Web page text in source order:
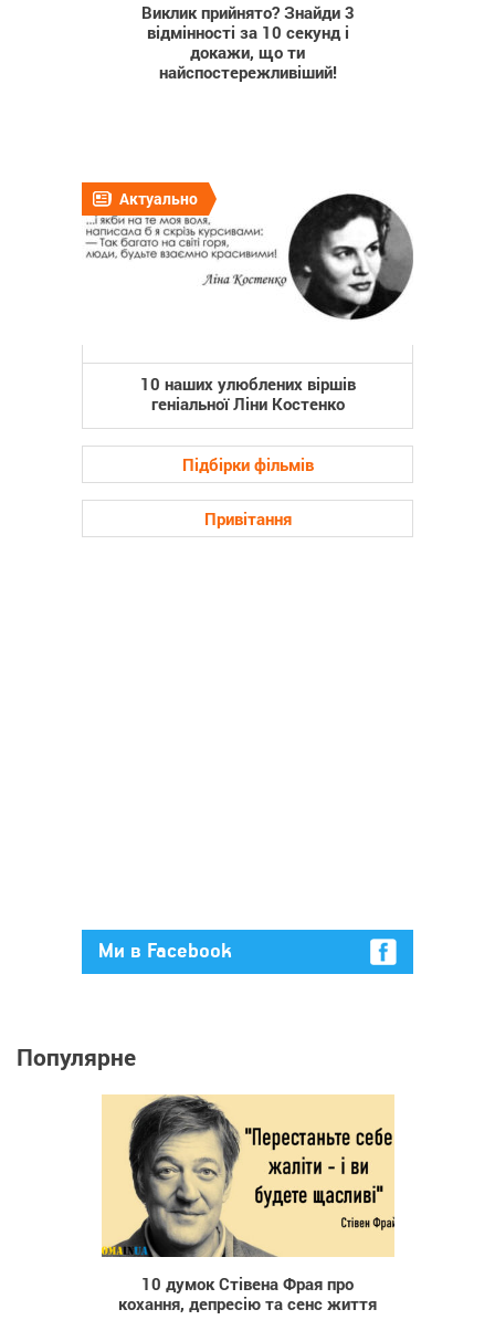
Виклик прийнято? Знайди 3
відмінності за 10 секунд і
докажи, що ти
найспостережливіший!
Актуально
10 наших улюблених віршів
геніальної Ліни Костенко
Підбірки фільмів
Привітання
Ми в Facebook
Популярне
14 975
10 думок Стівена Фрая про
кохання, депресію та сенс життя